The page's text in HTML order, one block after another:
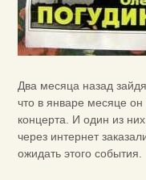
Два месяца назад
что в январе месяце он
концерта. И один из
через интернет
ожидать этого события.